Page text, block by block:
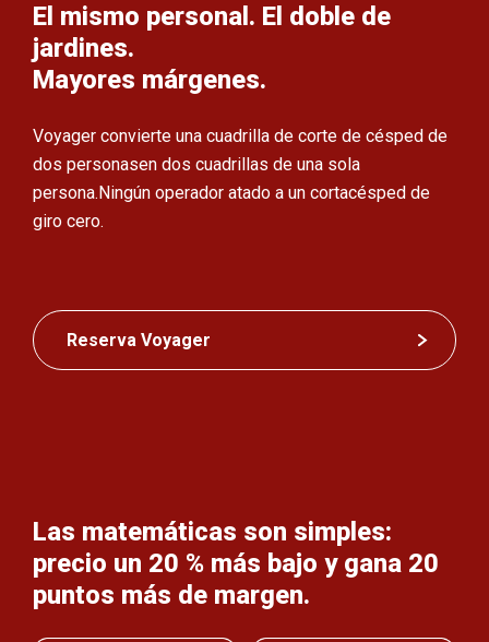
El mismo personal. El doble de
jardines.
Mayores márgenes.
Voyager convierte una cuadrilla de corte de césped de
dos personasen dos cuadrillas de una sola
persona. Ningún operador atado a un cortacésped de
giro cero.
Reserva Voyager
Las matemáticas son simples:
precio un 20 % más bajo y gana 20
puntos más de margen.